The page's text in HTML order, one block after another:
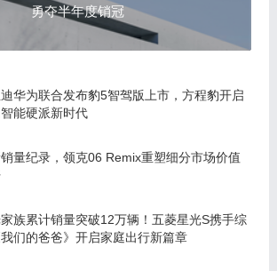
勇夺半年度销冠
华为联合发布豹5智驾版上市，方程豹开启
能硬派新时代
量纪录，领克06 Remix重塑细分市场价值
族累计销量突破12万辆！五菱星光S携手综
们的爸爸》开启家庭出行新篇章